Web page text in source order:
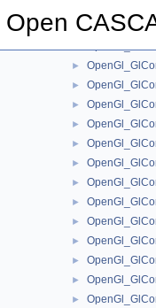
Open ►
►
►
►
►
►
►
►
►
►
►
►
►
►